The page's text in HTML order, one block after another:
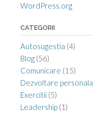
WordPress.org
CATEGORII
Autosugestia (4)
Blog(56)
Comunicare (15)
Dezvoltare personala
Exercitii(5)
Leadership(1)